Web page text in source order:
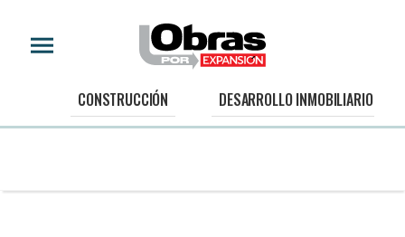
CONSTRUCCIÓN DESARROLLO INMOBILIARIO